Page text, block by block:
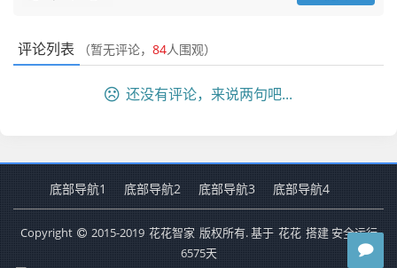
评论列表 （暂无评论， 84人围观）
还没有评论，来说两句吧...
底部导航1 底部导航2 底部导航3 底部导航4
Copyright 2015-2019 花花智家 版权所有. 基于 花花 搭建 安全运行
6575天